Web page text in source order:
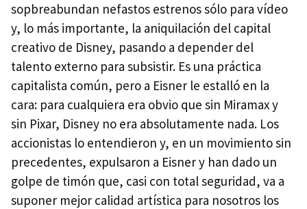
sopbreabundan nefastos estrenos sólo para vídeo
y, lo más importante, la aniquilación del capital
creativo de Disney, pasando a depender del
talento externo para subsistir. Es una práctica
capitalista común, pero a Eisner le estalló en la
cara: para cualquiera era obvio que sin Miramax y
sin Pixar, Disney no era absolutamente nada. Los
accionistas lo entendieron y, en un movimiento sin
precedentes, expulsaron a Eisner y han dado un
golpe de timón que, casi con total seguridad, va a
suponer mejor calidad artística para nosotros los